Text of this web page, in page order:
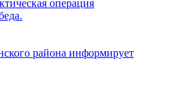
операция
района информирует